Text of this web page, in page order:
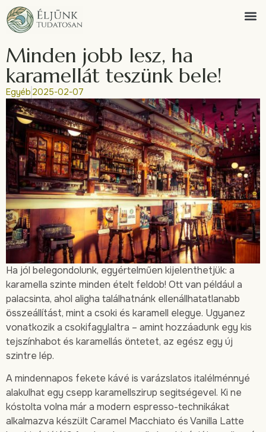
Minden jobb lesz, ha
karamellát teszünk bele!
Egyéb 2025-02-07
Ha jól belegondolunk, egyértelműen kijelenthetjük: a
karamella szinte minden ételt feldob! Ott van például a
palacsinta, ahol aligha találhatnánk ellenállhatatlanabb
összeállítást, mint a csoki és karamell elegye. Ugyanez
vonatkozik a csokifagylaltra – amint hozzáadunk egy kis
tejszínhabot és karamellás öntetet, az egész egy új
szintre lép.
A mindennapos fekete kávé is varázslatos italélménnyé
alakulhat egy csepp karamellszirup segitségevel. Ki ne
kóstolta volna már a modern espresso-technikákat
alkalmazva készült Caramel Macchiato és Vanilla Latte